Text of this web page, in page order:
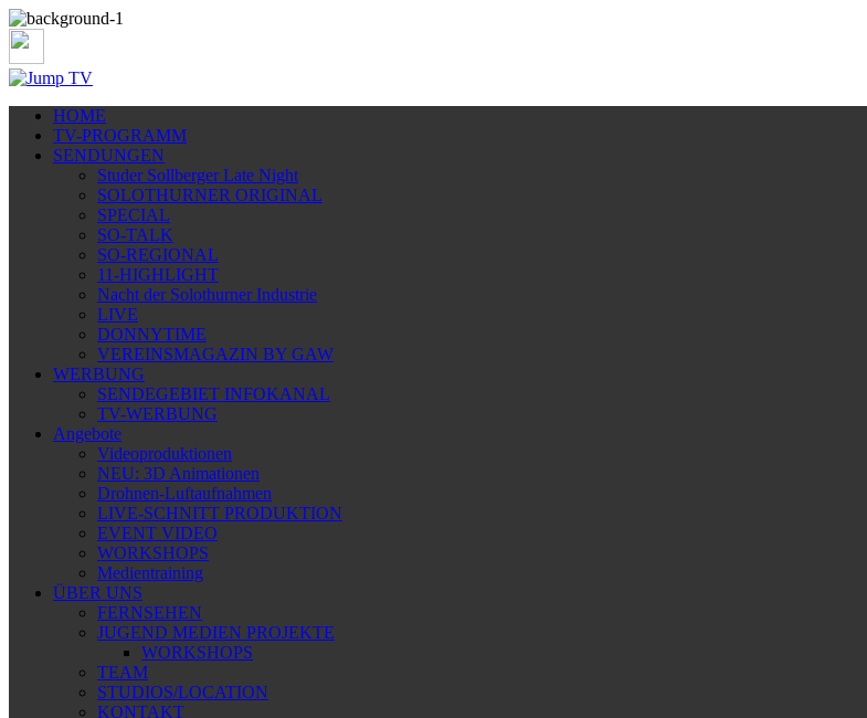
HOME
TV-PROGRAMM
SENDUNGEN
Studer Sollberger Late Night
SOLOTHURNER ORIGINAL
SPECIAL
SO-TALK
SO-REGIONAL
11-HIGHLIGHT
Nacht der Solothurner Industrie
LIVE
DONNYTIME
VEREINSMAGAZIN BY GAW
WERBUNG
SENDEGEBIET INFOKANAL
TV-WERBUNG
Angebote
Videoproduktionen
NEU: 3D Animationen
Drohnen-Luftaufnahmen
LIVE-SCHNITT PRODUKTION
EVENT VIDEO
WORKSHOPS
Medientraining
ÜBER UNS
FERNSEHEN
JUGEND MEDIEN PROJEKTE
WORKSHOPS
TEAM
STUDIOS/LOCATION
KONTAKT